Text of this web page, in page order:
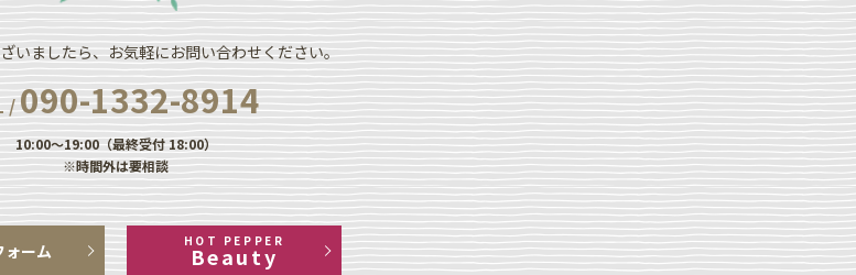
いましたら、お気軽にお問い合わせください。
/ 090-1332-8914
10:00～19:00（最終受付 18:00）
※時間外は要相談
ォーム HOT PEPPER
Beauty